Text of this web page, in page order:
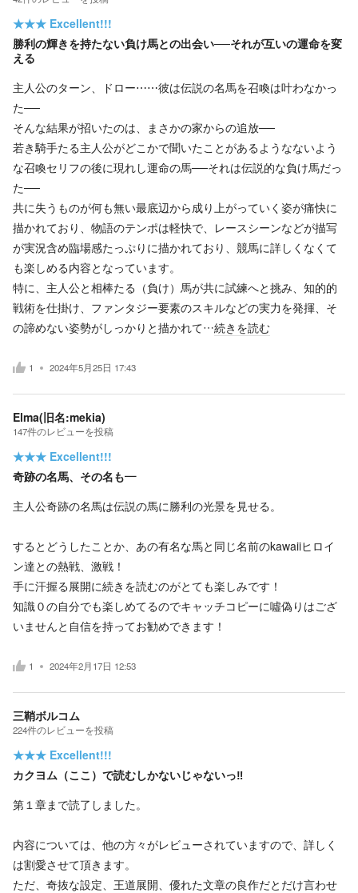
★★★ Excellent!!!
勝利の輝きを持たない負け馬との出会い──それが互いの運命を変
える
主人公のターン、ドロー⋯⋯彼は伝説の名馬を召喚は叶わなかっ
た──
そんな結果が招いたのは、まさかの家からの追放──
若き騎手たる主人公がどこかで聞いたことがあるようなないよう
な召喚セリフの後に現れし運命の馬──それは伝説的な負け馬だっ
た──
共に失うものが何も無い最底辺から成り上がっていく姿が痛快に
描かれており、物語のテンポは軽快で、レースシーンなどが描写
が実況含め臨場感たっぷりに描かれており、競馬に詳しくなくて
も楽しめる内容となっています。
特に、主人公と相棒たる（負け）馬が共に試練へと挑み、知的的
戦術を仕掛け、ファンタジー要素のスキルなどの実力を発揮、そ
の諦めない姿勢がしっかりと描かれて…続きを読む
1 2024年5月25日 17:43
Elma(旧名:mekia)
147件のレビューを投稿
★★★ Excellent!!!
奇跡の名馬、その名も―
主人公奇跡の名馬は伝説の馬に勝利の光景を見せる。
するとどうしたことか、あの有名な馬と同じ名前のkawaiiヒロイ
ン達との熱戦、激戦！
手に汗握る展開に続きを読むのがとても楽しみです！
知識０の自分でも楽しめてるのでキャッチコピーに噓偽りはござ
いませんと自信を持ってお勧めできます！
1 2024年2月17日 12:53
三鞘ボルコム
224件のレビューを投稿
★★★ Excellent!!!
カクヨム（ここ）で読むしかないじゃないっ‼
第１章まで読了しました。
内容については、他の方々がレビューされていますので、詳しく
は割愛させて頂きます。
ただ、奇抜な設定、王道展開、優れた文章の良作だとだけ言わせ